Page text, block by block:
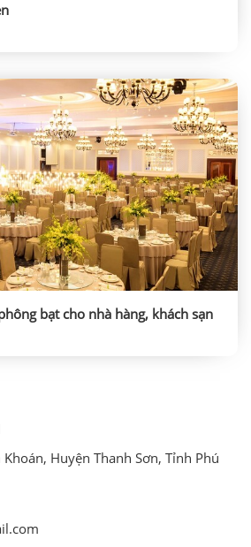
bạt cho nhà hàng, khách sạn
Khoán, Huyện Thanh Sơn, Tỉnh Phú